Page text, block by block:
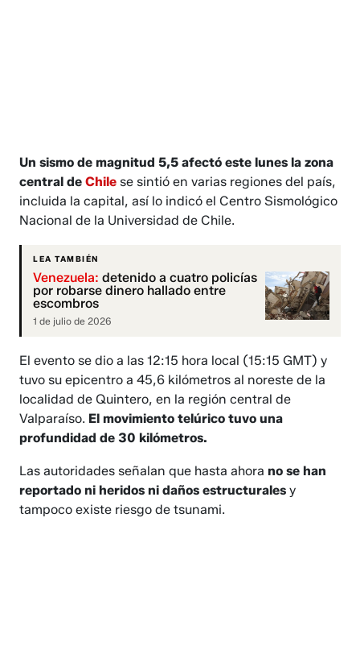
Un sismo de magnitud 5,5 afectó este lunes la zona
central de Chile se sintió en varias regiones del país,
incluida la capital, así lo indicó el Centro Sismológico
Nacional de la Universidad de Chile.
LEA TAMBIÉN
Venezuela: detenido a cuatro policías
por robarse dinero hallado entre
escombros
1 de julio de 2026
El evento se dio a las 12:15 hora local (15:15 GMT) y
tuvo su epicentro a 45,6 kilómetros al noreste de la
localidad de Quintero, en la región central de
Valparaíso. El movimiento telúrico tuvo una
profundidad de 30 kilómetros.
Las autoridades señalan que hasta ahorano se han
reportado ni heridos ni daños estructurales y
tampoco existe riesgo de tsunami.